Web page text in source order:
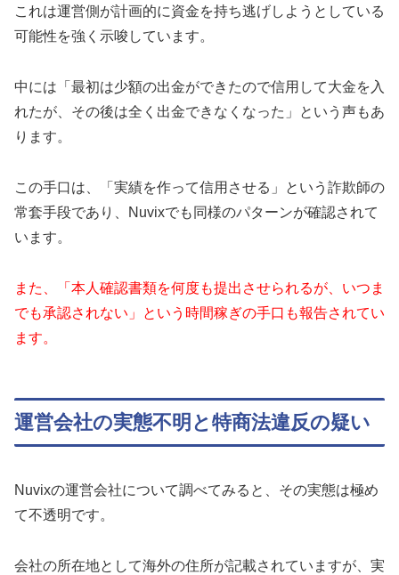
これは運営側が計画的に資金を持ち逃げしようとしている
可能性を強く示唆しています。
中には「最初は少額の出金ができたので信用して大金を入
れたが、その後は全く出金できなくなった」という声もあ
ります。
この手口は、「実績を作って信用させる」という詐欺師の
常套手段であり、Nuvixでも同様のパターンが確認されて
います。
また、「本人確認書類を何度も提出させられるが、いつま
でも承認されない」という時間稼ぎの手口も報告されてい
ます。
運営会社の実態不明と特商法違反の疑い
Nuvixの運営会社について調べてみると、その実態は極め
て不透明です。
会社の所在地として海外の住所が記載されていますが、実